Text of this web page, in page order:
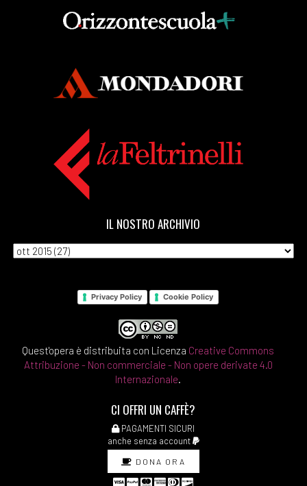
IL NOSTRO ARCHIVIO
Privacy Policy Cookie Policy
Quest'opera è distribuita con Licenza Creative Commons
Attribuzione - Non commerciale - Non opere derivate 4.0
Internazionale.
CI OFFRI UN CAFFÈ?
PAGAMENTI SICURI
anche senza account
DONA ORA